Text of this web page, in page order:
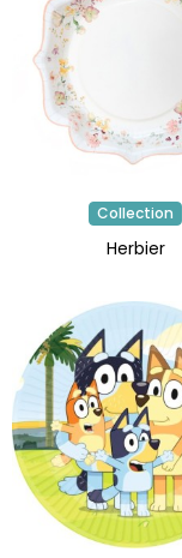
Collection
Herbier